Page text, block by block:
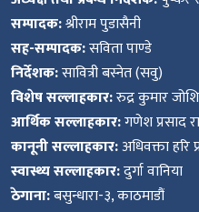
सम्पादक:श्रीराम पुडासैनी
सह-सम्पादक:सविता पाण्डे
निर्देशक:सावित्री बस्नेत (सवु)
विशेष सल्लाहकार:रुद्र कुमार जोशि
आर्थिक सल्लाहकार:गणेश प्रसाद
कानूनी सल्लाहकार:अधिवक्ता हरि
स्वास्थ्य सल्लाहकार:दुर्गा वानिया
ठेगाना:बसुन्धारा-३, काठमाडौं